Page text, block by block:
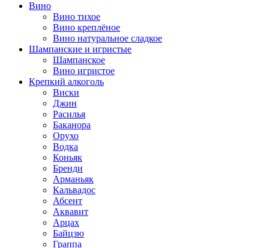
Вино
Вино тихое
Вино креплёное
Вино натуральное сладкое
Шампанские и игристые
Шампанское
Вино игристое
Крепкий алкоголь
Виски
Джин
Расилья
Баканора
Орухо
Водка
Коньяк
Бренди
Арманьяк
Кальвадос
Абсент
Аквавит
Арцах
Байцзю
Граппа